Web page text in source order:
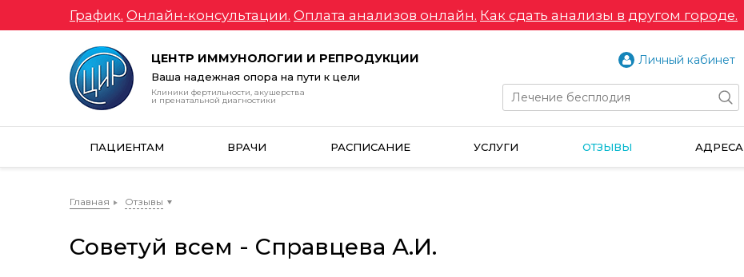
График. Онлайн-консультации. Оплата анализов онлайн. Как сдать анализы в другом городе.
ЦЕНТР ИММУНОЛОГИИ И РЕПРОДУКЦИИ
Ваша надежная опора на пути к цели
Клиники фертильности, акушерства
и пренатальной диагностики
Личный кабинет
ПАЦИЕНТАМ ВРАЧИ РАСПИСАНИЕ УСЛУГИ ОТЗЫВЫ АДРЕСА
Главная Отзывы
Советуй всем - Справцева А.И.